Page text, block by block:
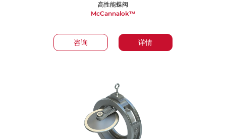
咨询 详情
高性能蝶阀
McCannalok™